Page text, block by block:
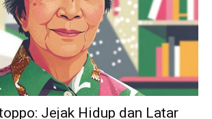
Jejak Hidup dan Latar